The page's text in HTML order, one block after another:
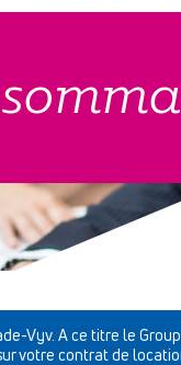
Vyv. A ce titre le
votre contrat de